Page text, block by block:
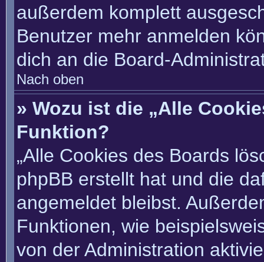
außerdem komplett
Benutzer mehr anmelden
dich an die Board-
Nach oben
» Wozu ist die „Alle
Funktion?
„Alle Cookies des Boards
phpBB erstellt hat und die
angemeldet bleibst.
Funktionen, wie
von der Administration